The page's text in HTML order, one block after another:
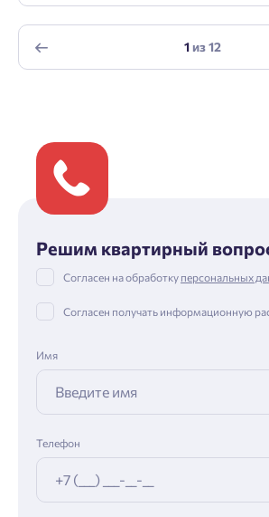
1из12
Решим квартирный
Согласен на обработку персональных
Согласен получать информационную
Имя
Телефон